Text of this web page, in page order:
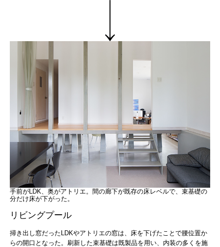
手前がLDK、奥がアトリエ。間の廊下が既存の床レベルで、束基礎の
分だけ床が下がった。
リビングプール
掃き出し窓だったLDKやアトリエの窓は、床を下げたことで腰位置か
らの開口となった。刷新した束基礎は既製品を用い、内装の多くを施